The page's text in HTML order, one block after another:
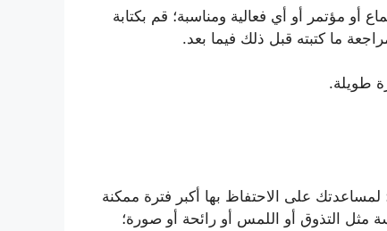
أو مؤتمر أو أي فعالية ومناسبة؛ قم بكتابة
ما كتبته قبل ذلك فيما بعد.
طويلة.
على الاحتفاظ بها أكبر فترة ممكنة
مثل التذوق أو اللمس أو رائحة أو صورة؛